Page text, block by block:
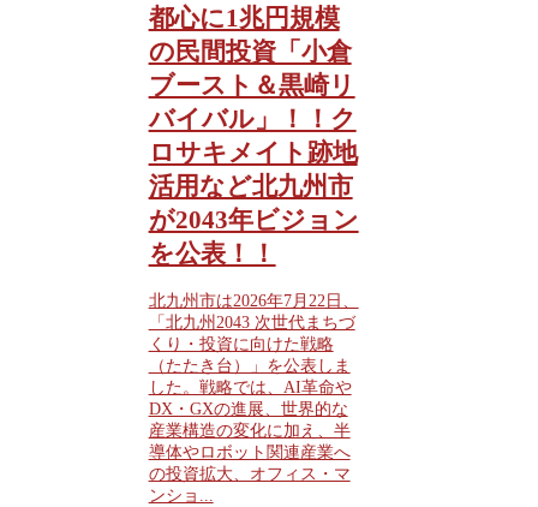
都心に1兆円規模
の民間投資「小倉
ブースト＆黒崎リ
バイバル」！！ク
ロサキメイト跡地
活用など北九州市
が2043年ビジョン
を公表！！
北九州市は2026年7月22日、
「北九州2043 次世代まちづ
くり・投資に向けた戦略
（たたき台）」を公表しま
した。戦略では、AI革命や
DX・GXの進展、世界的な
産業構造の変化に加え、半
導体やロボット関連産業へ
の投資拡大、オフィス・マ
ンショ...